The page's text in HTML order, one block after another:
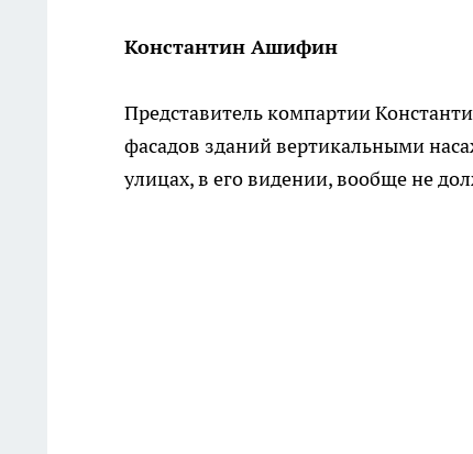
Константин Ашифин
Представитель компартии
фасадов зданий вертикальными
улицах, в его видении, вообще не